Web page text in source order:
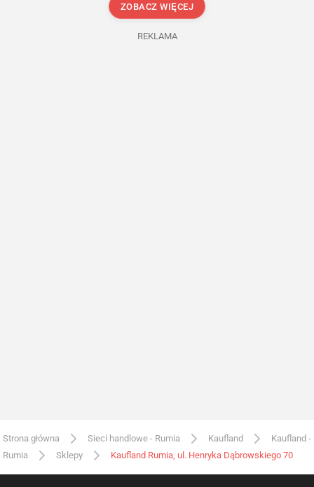
ZOBACZ WIĘCEJ
REKLAMA
Strona główna Sieci handlowe - Rumia Kaufland
Kaufland -
Rumia
Sklepy Kaufland Rumia, ul. Henryka Dąbrowskiego 70